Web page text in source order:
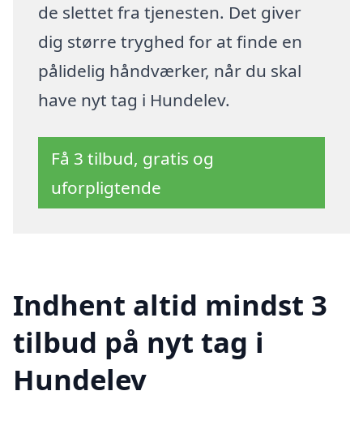
de slettet fra tjenesten. Det giver
dig større tryghed for at finde en
pålidelig håndværker, når du skal
have nyt tag i Hundelev.
Få 3 tilbud, gratis og
uforpligtende
Indhent altid mindst 3
tilbud på nyt tag i
Hundelev